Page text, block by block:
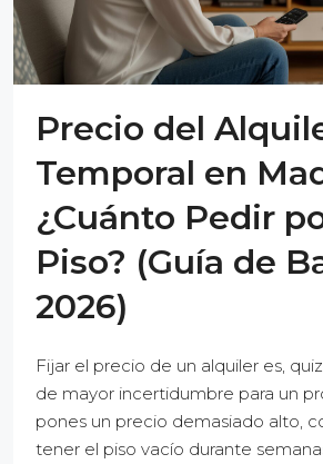
Precio del
Temporal en
¿Cuánto Pedir
Piso? (Guía de
2026)
Fijar el precio de un alquiler es,
de mayor incertidumbre para un
pones un precio demasiado alto,
tener el piso vacío durante